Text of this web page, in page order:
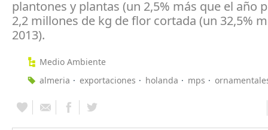
plantones y plantas (un 2,5% más que el año
2,2 millones de kg de flor cortada (un 32,5%
2013).
Medio Ambiente
almeria
exportaciones holanda mps